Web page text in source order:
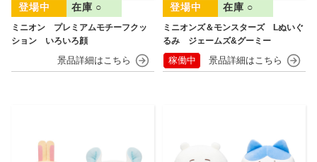
ミニオン プレミアムモチーフクッ
ション いろいろ顔
在庫 ○
ミニオンズ＆モンスターズ Lぬいぐ
るみ ジェームズ&グーミー
在庫 ○
稼働中